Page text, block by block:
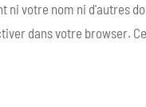
ni votre nom ni d'autres
dans votre browser.